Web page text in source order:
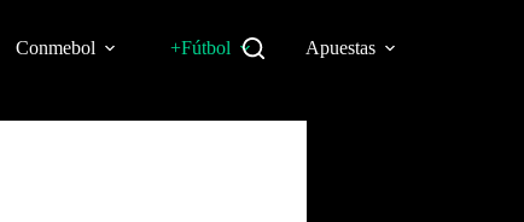
Conmebol +Fútbol Apuestas